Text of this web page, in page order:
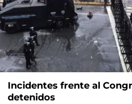
Incidentes frente al
detenidos